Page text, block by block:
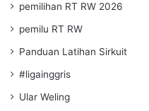
pemilihan RT RW 2026
pemilu RT RW
Panduan Latihan Sirkuit
#ligainggris
Ular Weling